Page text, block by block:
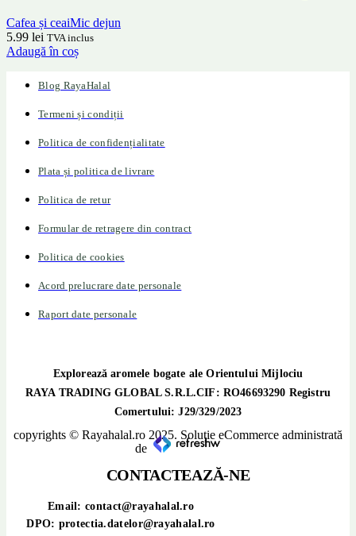
Cafea și ceaiMic dejun
5.99 lei TVA inclus
Adaugă în coș
Blog RayaHalal
Termeni și condiții
Politica de confidențialitate
Plata și politica de livrare
Politica de retur
Formular de retragere din contract
Politica de cookies
Acord prelucrare date personale
Raport date personale
Explorează aromele bogate ale Orientului Mijlociu
RAYA TRADING GLOBAL S.R.L.CIF: RO46693290 Registru
Comertului: J29/329/2023
copyrights © Rayahalal.ro 2025. Soluție eCommerce administrată
de
CONTACTEAZĂ-NE
Email: contact@rayahalal.ro
DPO: protectia.datelor@rayahalal.ro